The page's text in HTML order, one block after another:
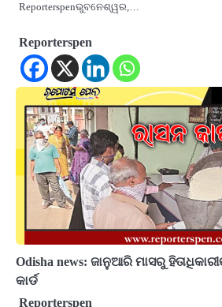
Reporterspenଭୁବନେଶ୍ୱର,…
Reporterspen
Odisha news: ଜାନୁଆରି ମାସରୁ
କାର୍ଡ
Reporterspen